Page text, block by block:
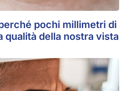
pochi millimetri di
qualità della nostra vista